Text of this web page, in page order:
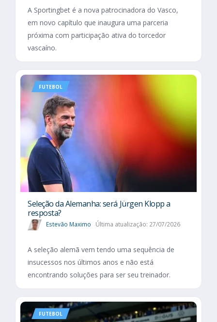
A Sportingbet é a nova patrocinadora do Vasco,
em novo capítulo que inaugura uma parceria
próxima com participação ativa do torcedor
vascaíno.
FUTEBOL
Seleção da Alemanha: será Jürgen Klopp a
resposta?
Estevão Maximo Última atualização: 27/07/2026
A seleção alemã vem tendo uma sequência de
insucessos nos últimos anos e não está
encontrando soluções para ser seu treinador.
FUTEBOL